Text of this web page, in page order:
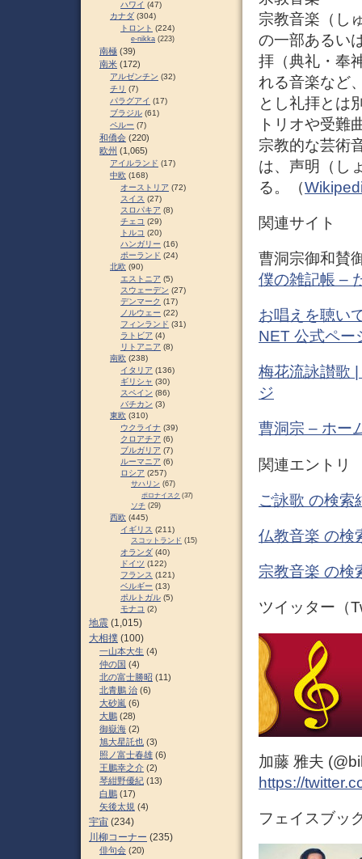
宗教音楽（し
の一部あるい
拝（典礼・奉
れる音楽など
とし礼拝とは
トリオや受難
宗教的な芸術
は、声明（し
る。（
関連サイト
曹洞宗御和賛
僕の雑記帳 –
お唱えを聴い
NET 公式ペー
梅花流詠讃歌
ジ
曹洞宗 – ホー
関連エントリ
ご詠歌 の検索
仏教音楽 の検
宗教音楽 の検
ツイッター（
加藤 雅夫
https://
フェイスブッ
ハワイ (47)
カナダ (304)
トロント (224)
e-nikka (223)
南極 (39)
南米 (172)
アルゼンチン (32)
チリ (7)
パラグアイ (17)
ブラジル (61)
ペルー (7)
和僑会 (220)
欧州 (1,065)
アイルランド (17)
中欧 (168)
オーストリア (72)
スイス (27)
スロパキア (8)
チェコ (29)
トルコ (20)
ハンガリー (16)
ポーランド (24)
北欧 (90)
エストニア (5)
スウェーデン (27)
デンマーク (17)
ノルウェー (22)
フィンランド (31)
ラトビア (4)
リトアニア (8)
南欧 (238)
イタリア (136)
ギリシャ (30)
スペイン (86)
バチカン (3)
東欧 (310)
ウクライナ (39)
クロアチア (6)
ブルガリア (7)
ルーマニア (6)
ロシア (257)
サハリン (67)
ポロナイスク (37)
ソチ (29)
西欧 (445)
イギリス (211)
スコットランド (15)
オランダ (40)
ドイツ (122)
フランス (121)
ベルギー (13)
ポルトガル (5)
モナコ (2)
地震 (1,015)
大相撲 (100)
一山本大生 (4)
仲の国 (4)
北の富士勝昭 (11)
北青鵬 治 (6)
大砂嵐 (6)
大鵬 (28)
御嶽海 (2)
旭大星託也 (3)
照ノ富士春雄 (6)
王鵬幸之介 (2)
琴紺野優紀 (13)
白鵬 (17)
矢後太規 (4)
宇宙 (234)
川柳コーナー (235)
俳句会 (20)